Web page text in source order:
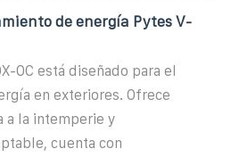
de energía Pytes V-
OC está diseñado para el
en exteriores. Ofrece
a la intemperie y
cuenta con